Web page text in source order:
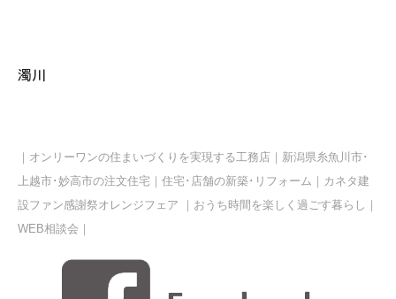
濁川
｜オンリーワンの住まいづくりを実現する工務店｜新潟県糸魚川市･
上越市･妙高市の注文住宅｜住宅･店舗の新築･リフォーム｜カネタ建
設ファン感謝祭オレンジフェア ｜おうち時間を楽しく過ごす暮らし｜
WEB相談会｜